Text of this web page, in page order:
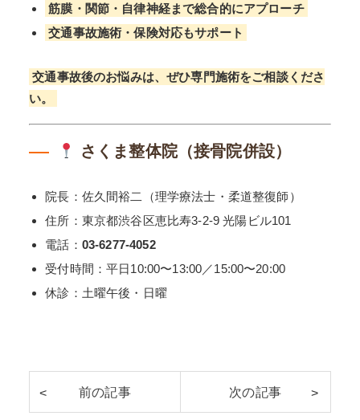
筋膜・関節・自律神経まで総合的にアプローチ
交通事故施術・保険対応もサポート
交通事故後のお悩みは、ぜひ専門施術をご相談くださ
い。
さくま整体院（接骨院併設）
院長：佐久間裕二（理学療法士・柔道整復師）
住所：東京都渋谷区恵比寿3-2-9 光陽ビル101
電話： 03-6277-4052
受付時間：平日10:00〜13:00／15:00〜20:00
休診：土曜午後・日曜